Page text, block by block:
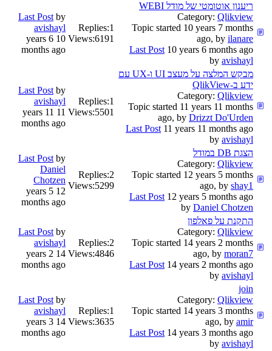
ריענון אוטומטי של מודל WEBI
Category: Qlikview
Topic started 10 years 7 months
ago, by ilanare
Last Post 10 years 6 months ago
by avishayl
Replies:1
Views:6191
Last Post by
avishayl
10 years 6
months ago
מבקש המלצה על מעצב UI ו-UX עם
ידע ב-QlikView
Category: Qlikview
Topic started 11 years 11 months
ago, by Drizzt Do'Urden
Last Post 11 years 11 months ago
by avishayl
Replies:1
Views:5501
Last Post by
avishayl
11 years 11
months ago
הצגת DB במודל
Category: Qlikview
Topic started 12 years 5 months
ago, by shay1
Last Post 12 years 5 months ago
by Daniel Chotzen
Replies:2
Views:5299
Last Post by
Daniel
Chotzen
12 years 5
months ago
התקנת על פאלפון
Category: Qlikview
Topic started 14 years 2 months
ago, by moran7
Last Post 14 years 2 months ago
by avishayl
Replies:2
Views:4846
Last Post by
avishayl
14 years 2
months ago
join
Category: Qlikview
Topic started 14 years 3 months
ago, by amir
Last Post 14 years 3 months ago
by avishayl
Replies:1
Views:3635
Last Post by
avishayl
14 years 3
months ago